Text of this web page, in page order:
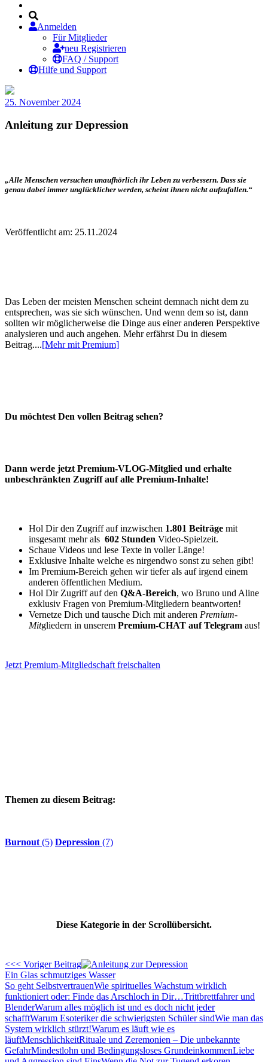
Anmelden
Für Mitglieder
neu Registrieren
FAQ / Support
Hilfe und Support
25. November 2024
Anleitung zur Depression
„Alle Menschen versuchen unaufhörlich ihr Leben zu verbessern. Dass sie
genau dabei immer unglücklicher werden, scheint ihnen nicht aufzufallen.“
Veröffentlicht am: 25.11.2024
Das Leben der meisten Menschen scheint demnach nicht dem zu
entsprechen, was sie sich wünschen. Und wenn dem so ist, dann
sollten wir möglicherweise die Dinge aus einer anderen Perspektive
analysieren und auch angehen. Mehr erfährst Du in diesem
Beitrag....[Mehr mit Premium]
Du möchtest Den vollen Beitrag sehen?
Dann werde jetzt Premium-VLOG-Mitglied und erhalte
unbeschränkten Zugriff auf alle Premium-Inhalte!
Hol Dir den Zugriff auf inzwischen 1.801 Beiträge mit
insgesamt mehr als 602 Stunden Video-Spielzeit.
Schaue Videos und lese Texte in voller Länge!
Exklusive Inhalte welche es nirgendwo sonst zu sehen gibt!
Im Premium-Bereich gehen wir tiefer als auf irgend einem
anderen öffentlichen Medium.
Hol Dir Zugriff auf den Q&A-Bereich, wo Bruno und Aline
exklusiv Fragen von Premium-Mitgliedern beantworten!
Vernetze Dich und tausche Dich mit anderen Premium-
Mitgliedern in unserem Premium-CHAT auf Telegram aus!
Jetzt Premium-Mitgliedschaft freischalten
Themen zu diesem Beitrag:
Burnout (5) Depression (7)
Diese Kategorie in der Scrollübersicht.
<<< Voriger Beitrag
Ein Glas schmutziges Wasser
So geht SelbstvertrauenWie spirituelles Wachstum wirklich
funktioniert oder: Finde das Arschloch in Dir…Trittbrettfahrer und
BlenderWarum alles möglich ist und es doch nicht jeder
schafftWarum Esoteriker die schwierigsten Schüler sindWie man das
System wirklich stürzt!Warum es läuft wie es
läuftMenschlichkeitRituale und Zeremonien – Die unbekannte
GefahrMindestlohn und Bedingungsloses GrundeinkommenLiebe